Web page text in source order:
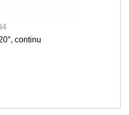
continu